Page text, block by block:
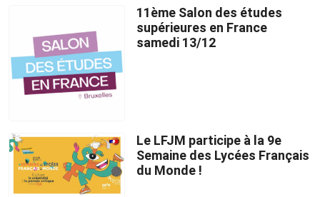
11ème Salon des études
supérieures en France
samedi 13/12
Le LFJM participe à la 9e
Semaine des Lycées Français
du Monde !